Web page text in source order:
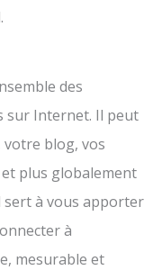
des
sur Internet. Il peut
blog, vos
plus globalement
à vous apporter
à
mesurable et